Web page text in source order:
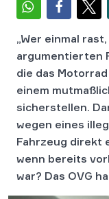
„Wer einmal
argumentierten
die das
einem
sicherstellen.
wegen eines
Fahrzeug direkt
wenn bereits
war? Das OVG